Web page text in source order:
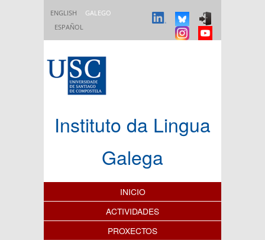
ENGLISH
GALEGO
ESPAÑOL
Instituto da Lingua
Galega
Índice de contidos
INICIO
ACTIVIDADES
PROXECTOS